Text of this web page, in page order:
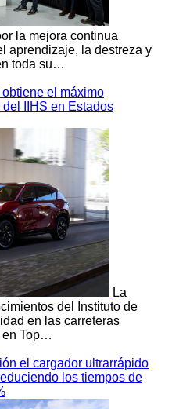
la mejora continua
aprendizaje, la destreza y
toda su…
el máximo
IIHS en Estados
La
del Instituto de
en las carreteras
en Top…
el cargador ultrarrápido
los tiempos de